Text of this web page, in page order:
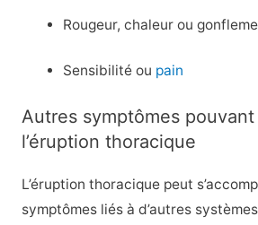
Rougeur, chaleur ou
Sensibilité ou pain
Autres symptômes
l’éruption thoracique
L’éruption thoracique peut
symptômes liés à d’autres